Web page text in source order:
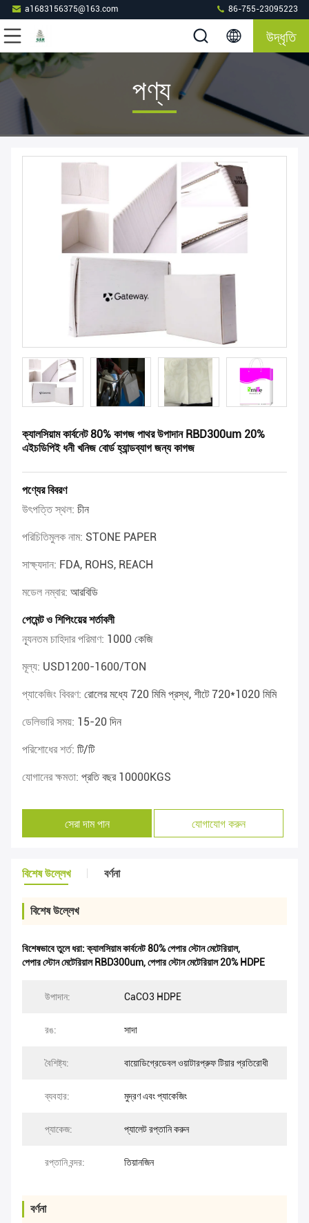
a1683156375@163.com 86-755-23095223
উদ্ধৃতি
পণ্য
ক্যালসিয়াম কার্বনেট 80% কাগজ পাথর উপাদান RBD300um 20%
এইচডিপিই ধনী খনিজ বোর্ড হ্যান্ডব্যাগ জন্য কাগজ
পণ্যের বিবরণ
উৎপত্তি স্থল: চীন
পরিচিতিমুলক নাম: STONE PAPER
সাক্ষ্যদান: FDA, ROHS, REACH
মডেল নম্বার: আরবিডি
পেমেন্ট ও শিপিংয়ের শর্তাবলী
ন্যূনতম চাহিদার পরিমাণ: 1000 কেজি
মূল্য: USD1200-1600/TON
প্যাকেজিং বিবরণ: রোলের মধ্যে 720 মিমি প্রস্থ, শীটে 720*1020 মিমি
ডেলিভারি সময়: 15-20 দিন
পরিশোধের শর্ত: টি/টি
যোগানের ক্ষমতা: প্রতি বছর 10000KGS
সেরা দাম পান যোগাযোগ করুন
বিশেষ উল্লেখ বর্ণনা
বিশেষ উল্লেখ
বিশেষভাবে তুলে ধরা:ক্যালসিয়াম কার্বনেট 80% পেপার স্টোন মেটেরিয়াল,
পেপার স্টোন মেটেরিয়াল RBD300um,পেপার স্টোন মেটেরিয়াল 20% HDPE
উপাদান: CaCO3 HDPE
রঙ: সাদা
বৈশিষ্ট্য: বায়োডিগ্রেডেবল ওয়াটারপ্রুফ টিয়ার প্রতিরোধী
ব্যবহার: মুদ্রণ এবং প্যাকেজিং
প্যাকেজ: প্যালেট রপ্তানি করুন
রপ্তানি বন্দর: তিয়ানজিন
বর্ণনা